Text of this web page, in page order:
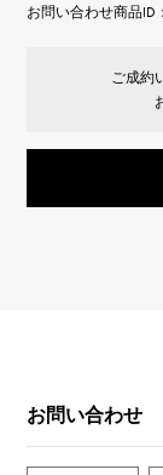
お問い合わせ商品ID
ご成約
お問い合わせ